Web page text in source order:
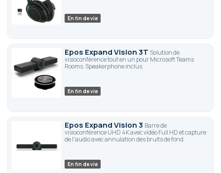
En fin de vie
Epos Expand Vision 3T Solution de
visioconférence tout en un pour Microsoft Teams
Rooms. Speakerphone inclus.
En fin de vie
Epos Expand Vision 3 Barre de
visioconférence UHD 4K avec vidéo Full HD et capture
de l'audio avec annulation des bruits de fond.
En fin de vie